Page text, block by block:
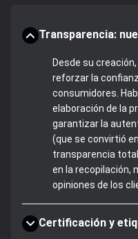
Transparencia:
Desde su
reforzar la
consumidores.
elaboración de la
garantizar la
(que se convirtió
transparencia
en la recopilación,
opiniones de los
Certificación y